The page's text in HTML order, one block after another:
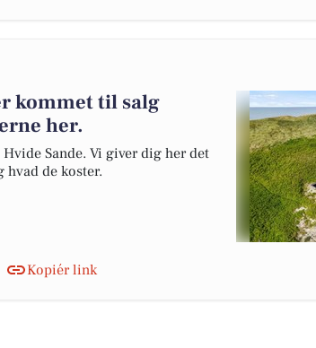
kommet til salg
her.
Sande. Vi giver dig her det
de koster.
Kopiér link